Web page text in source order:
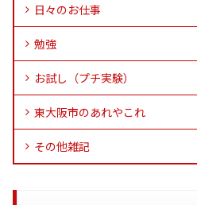
日々のお仕事
勉強
お試し（プチ実験）
東大阪市のあれやこれ
その他雑記